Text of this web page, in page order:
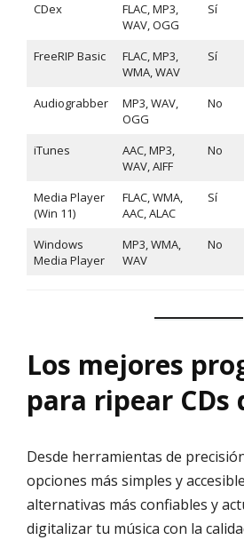
CDex
FLAC, MP3,
WAV, OGG
Sí
FreeRIP Basic
FLAC, MP3,
WMA, WAV
Sí
Audiograbber
MP3, WAV,
OGG
No
iTunes
AAC, MP3,
WAV, AIFF
No
Media Player
(Win 11)
FLAC, WMA,
AAC, ALAC
Sí
Windows
Media Player
MP3, WMA,
WAV
No
Los mejores
para ripear CDs
Desde herramientas de
opciones más simples y
alternativas más confiables y
digitalizar tu música con la